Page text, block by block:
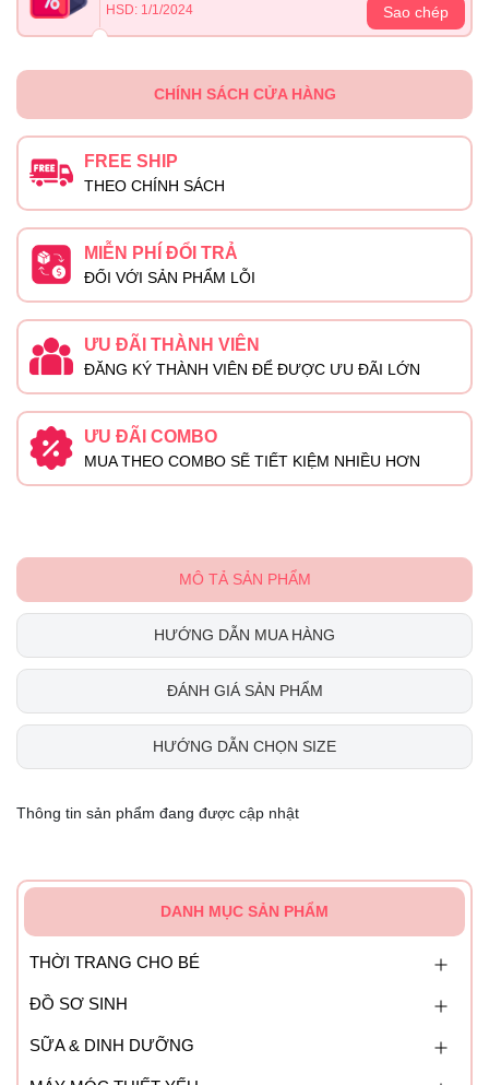
HSD: 1/1/2024
Sao chép
CHÍNH SÁCH CỬA HÀNG
FREE SHIP
THEO CHÍNH SÁCH
MIỄN PHÍ ĐỔI TRẢ
ĐỐI VỚI SẢN PHẨM LỖI
ƯU ĐÃI THÀNH VIÊN
ĐĂNG KÝ THÀNH VIÊN ĐỂ ĐƯỢC ƯU ĐÃI LỚN
ƯU ĐÃI COMBO
MUA THEO COMBO SẼ TIẾT KIỆM NHIỀU HƠN
MÔ TẢ SẢN PHẨM
HƯỚNG DẪN MUA HÀNG
ĐÁNH GIÁ SẢN PHẨM
HƯỚNG DẪN CHỌN SIZE
Thông tin sản phẩm đang được cập nhật
DANH MỤC SẢN PHẨM
THỜI TRANG CHO BÉ
ĐỒ SƠ SINH
SỮA & DINH DƯỠNG